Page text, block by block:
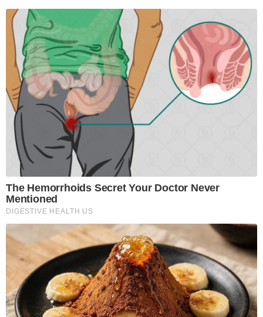
The Hemorrhoids Secret Your Doctor Never
Mentioned
DIGESTIVE HEALTH US